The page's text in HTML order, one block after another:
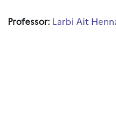
Professor: Larbi Ait